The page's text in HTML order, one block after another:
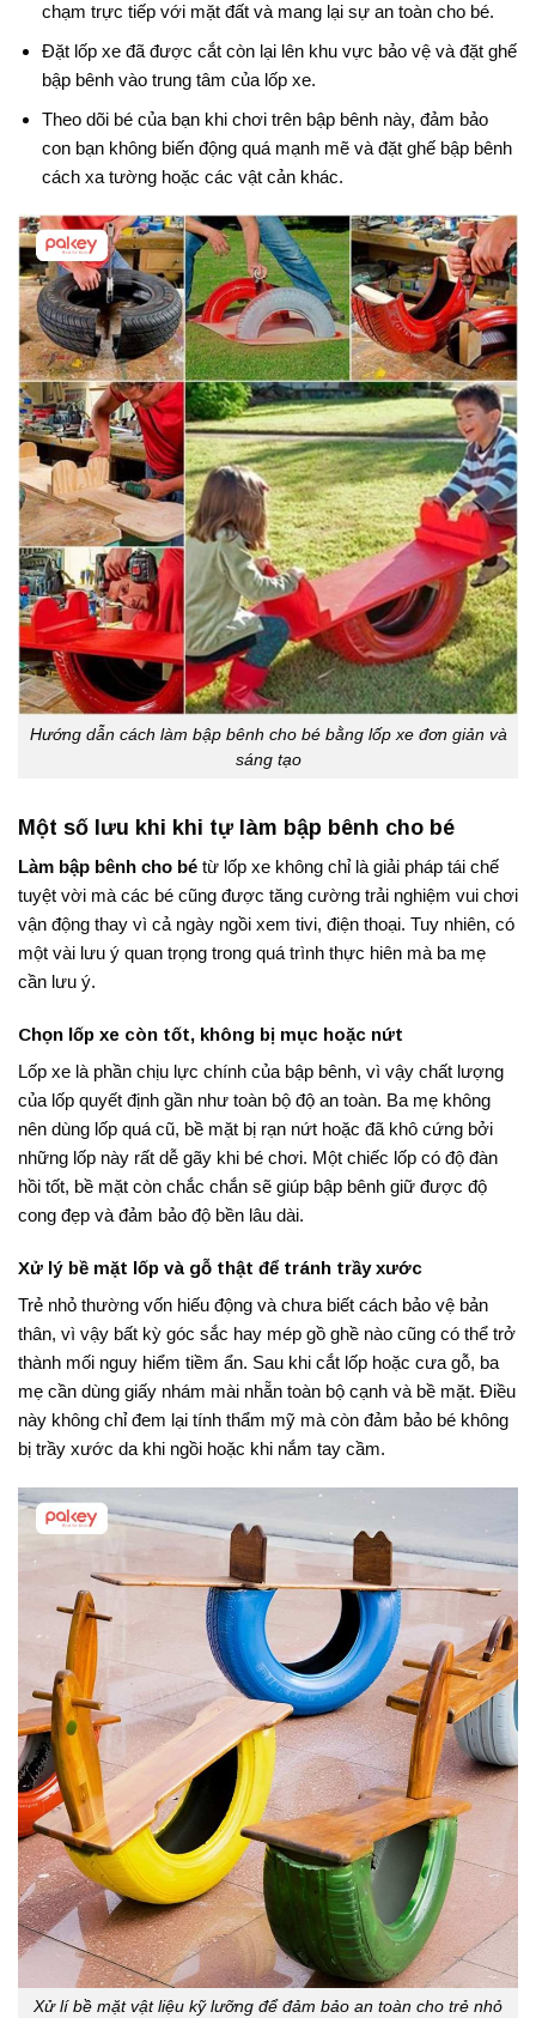
chạm trực tiếp với mặt đất và mang lại sự an toàn cho bé.
Đặt lốp xe đã được cắt còn lại lên khu vực bảo vệ và đặt ghế
bập bênh vào trung tâm của lốp xe.
Theo dõi bé của bạn khi chơi trên bập bênh này, đảm bảo
con bạn không biến động quá mạnh mẽ và đặt ghế bập bênh
cách xa tường hoặc các vật cản khác.
Hướng dẫn cách làm bập bênh cho bé bằng lốp xe đơn giản và
sáng tạo
Một số lưu khi khi tự làm bập bênh cho bé
Làm bập bênh cho bé từ lốp xe không chỉ là giải pháp tái chế
tuyệt vời mà các bé cũng được tăng cường trải nghiệm vui chơi
vận động thay vì cả ngày ngồi xem tivi, điện thoại. Tuy nhiên, có
một vài lưu ý quan trọng trong quá trình thực hiên mà ba mẹ
cần lưu ý.
Chọn lốp xe còn tốt, không bị mục hoặc nứt
Lốp xe là phần chịu lực chính của bập bênh, vì vậy chất lượng
của lốp quyết định gần như toàn bộ độ an toàn. Ba mẹ không
nên dùng lốp quá cũ, bề mặt bị rạn nứt hoặc đã khô cứng bởi
những lốp này rất dễ gãy khi bé chơi. Một chiếc lốp có độ đàn
hồi tốt, bề mặt còn chắc chắn sẽ giúp bập bênh giữ được độ
cong đẹp và đảm bảo độ bền lâu dài.
Xử lý bề mặt lốp và gỗ thật để tránh trầy xước
Trẻ nhỏ thường vốn hiếu động và chưa biết cách bảo vệ bản
thân, vì vậy bất kỳ góc sắc hay mép gồ ghề nào cũng có thể trở
thành mối nguy hiểm tiềm ẩn. Sau khi cắt lốp hoặc cưa gỗ, ba
mẹ cần dùng giấy nhám mài nhẵn toàn bộ cạnh và bề mặt. Điều
này không chỉ đem lại tính thẩm mỹ mà còn đảm bảo bé không
bị trầy xước da khi ngồi hoặc khi nắm tay cầm.
Xử lí bề mặt vật liệu kỹ lưỡng để đảm bảo an toàn cho trẻ nhỏ